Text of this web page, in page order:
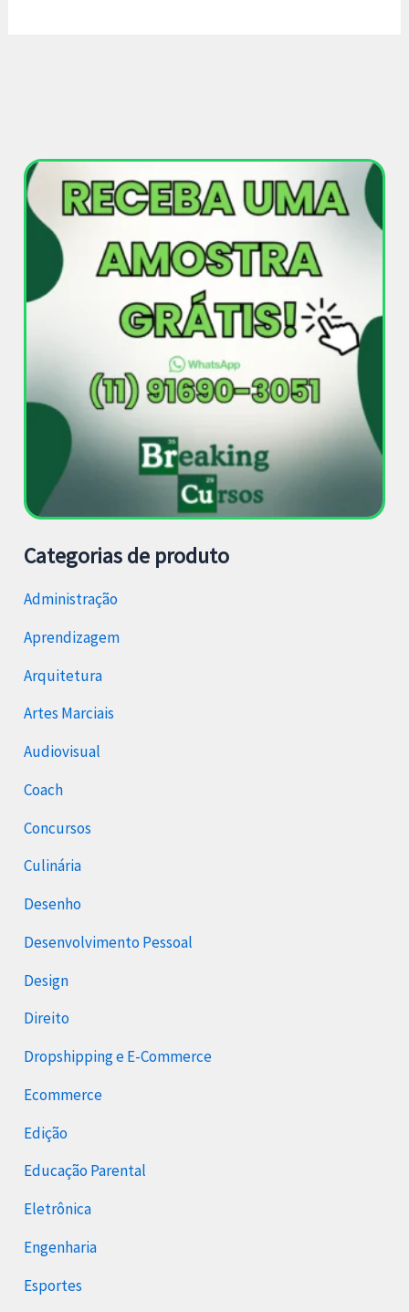
Categorias de produto
Administração
Aprendizagem
Arquitetura
Artes Marciais
Audiovisual
Coach
Concursos
Culinária
Desenho
Desenvolvimento Pessoal
Design
Direito
Dropshipping e E-Commerce
Ecommerce
Edição
Educação Parental
Eletrônica
Engenharia
Esportes